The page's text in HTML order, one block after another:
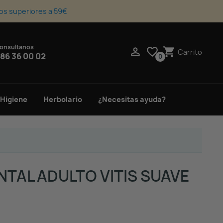
superiores a 59€
36 00 02  favorite_border0shopping_cart Carrito
Herbolario ¿Necesitas ayuda?
ADULTO VITIS SUAVE